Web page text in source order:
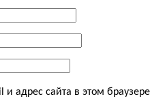
адрес сайта в этом браузере